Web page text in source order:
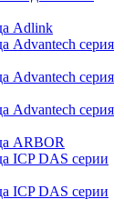
Adlink
Advantech серия
Advantech серия
Advantech серия
ARBOR
ICP DAS серии
ICP DAS серии